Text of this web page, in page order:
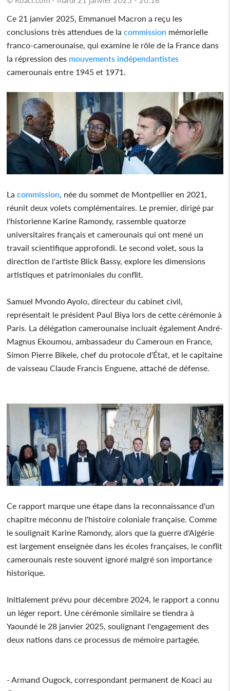
Ce 21 janvier 2025, Emmanuel Macron a reçu les
conclusions très attendues de la commission mémorielle
franco-camerounaise, qui examine le rôle de la France dans
la répression des mouvements indépendantistes
camerounais entre 1945 et 1971.
La commission , née du sommet de Montpellier en 2021,
réunit deux volets complémentaires. Le premier, dirigé par
l'historienne Karine Ramondy, rassemble quatorze
universitaires français et camerounais qui ont mené un
travail scientifique approfondi. Le second volet, sous la
direction de l'artiste Blick Bassy, explore les dimensions
artistiques et patrimoniales du conflit.
Samuel Mvondo Ayolo, directeur du cabinet civil,
représentait le président Paul Biya lors de cette cérémonie à
Paris. La délégation camerounaise incluait également André-
Magnus Ekoumou, ambassadeur du Cameroun en France,
Simon Pierre Bikele, chef du protocole d'État, et le capitaine
de vaisseau Claude Francis Enguene, attaché de défense.
Ce rapport marque une étape dans la reconnaissance d'un
chapitre méconnu de l'histoire coloniale française. Comme
le soulignait Karine Ramondy, alors que la guerre d'Algérie
est largement enseignée dans les écoles françaises, le conflit
camerounais reste souvent ignoré malgré son importance
historique.
Initialement prévu pour décembre 2024, le rapport a connu
un léger report. Une cérémonie similaire se tiendra à
Yaoundé le 28 janvier 2025, soulignant l'engagement des
deux nations dans ce processus de mémoire partagée.
- Armand Ougock, correspondant permanent de Koaci au